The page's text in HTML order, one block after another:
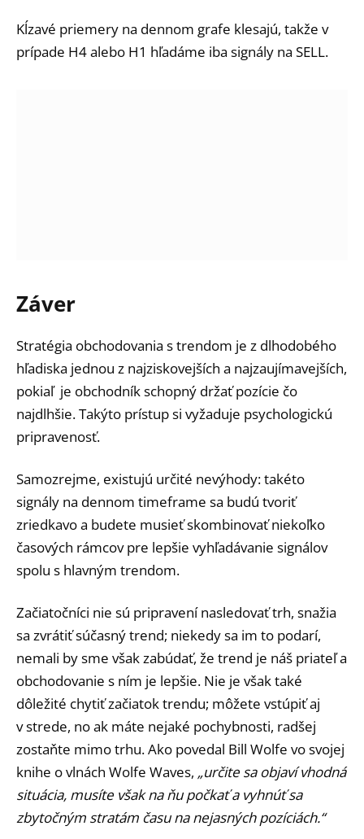
Kĺzavé priemery na dennom grafe klesajú, takže v
prípade H4 alebo H1 hľadáme iba signály na SELL.
Záver
Stratégia obchodovania s trendom je z dlhodobého
hľadiska jednou z najziskovejších a najzaujímavejších,
pokiaľ je obchodník schopný držať pozície čo
najdlhšie. Takýto prístup si vyžaduje psychologickú
pripravenosť.
Samozrejme, existujú určité nevýhody: takéto
signály na dennom timeframe sa budú tvoriť
zriedkavo a budete musieť skombinovať niekoľko
časových rámcov pre lepšie vyhľadávanie signálov
spolu s hlavným trendom.
Začiatočníci nie sú pripravení nasledovať trh, snažia
sa zvrátiť súčasný trend; niekedy sa im to podarí,
nemali by sme však zabúdať, že trend je náš priateľ a
obchodovanie s ním je lepšie. Nie je však také
dôležité chytiť začiatok trendu; môžete vstúpiť aj
v strede, no ak máte nejaké pochybnosti, radšej
zostaňte mimo trhu. Ako povedal Bill Wolfe vo svojej
knihe o vlnách Wolfe Waves, „určite sa objaví vhodná
situácia, musíte však na ňu počkať a vyhnúť sa
zbytočným stratám času na nejasných pozíciách.“